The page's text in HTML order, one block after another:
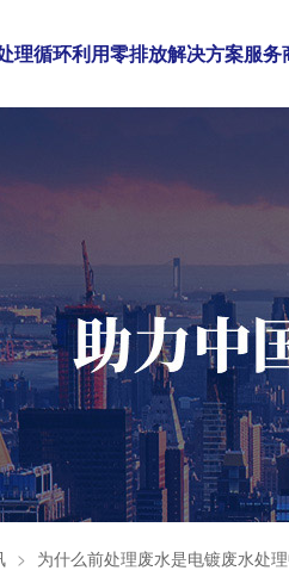
理循环利用零排放解决方案服务
> 为什么前处理废水是电镀废水处